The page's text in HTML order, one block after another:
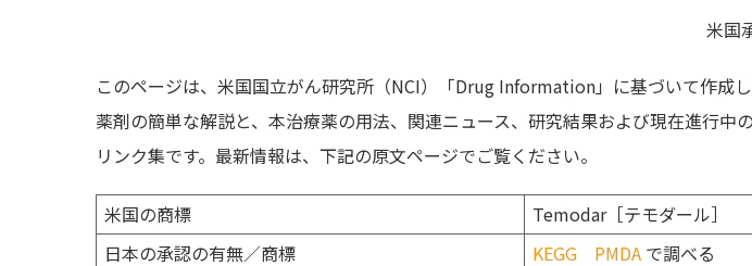
米国
このページは、米国国立がん研究所（NCI）「Drug Information」に基づいて作成し
薬剤の簡単な解説と、本治療薬の用法、関連ニュース、研究結果および現在進行中
リンク集です。最新情報は、下記の原文ページでご覧ください。
米国の商標
Temodar［テモダール］
日本の承認の有無／商標
KEGG PMDA で調べる